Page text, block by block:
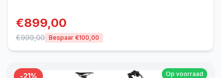
€899,00
€999,00 Bespaar €100,00
-21% Op voorraad